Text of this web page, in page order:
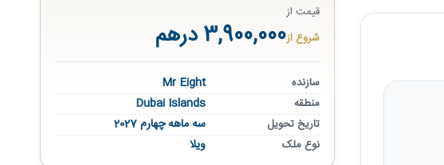
قیمت از
شروع از3,900,000 درهم
سازنده Mr Eight
منطقه Dubai Islands
تاریخ تحویل سه ماهه چهارم 2027
نوع ملک ویلا